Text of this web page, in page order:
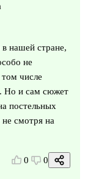
нашей стране,
не
том числе
Но и сам сюжет
постельных
смотря на
0 0